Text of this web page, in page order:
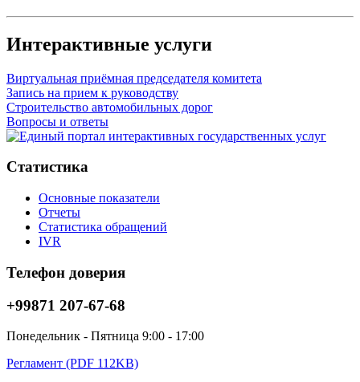
Интерактивные услуги
Виртуальная приёмная председателя комитета
Запись на прием к руководству
Строительство автомобильных дорог
Вопросы и ответы
Статистика
Основные показатели
Отчеты
Статистика обращений
IVR
Телефон доверия
+99871 207-67-68
Понедельник - Пятница 9:00 - 17:00
Регламент (PDF 112KB)